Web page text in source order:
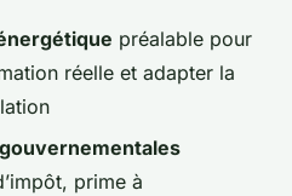
préalable pour
réelle et adapter la
prime à